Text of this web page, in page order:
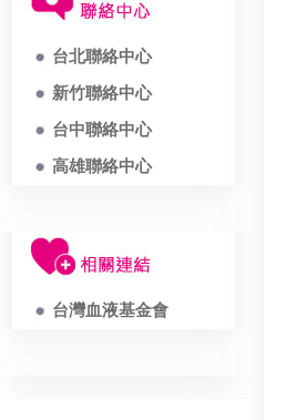
台北聯絡中心
新竹聯絡中心
台中聯絡中心
高雄聯絡中心
台灣血液基金會